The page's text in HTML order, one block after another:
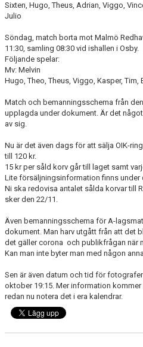
Sixten, Hugo, Theus, Adrian, Viggo,
Julio
Söndag, match borta mot Malmö
11:30, samling 08:30 vid ishallen i Osby.
Följande spelar:
Mv: Melvin
Hugo, Theo, Theus, Viggo, Kasper, Tim,
Match och bemanningsschema från
upplagda under dokument. Är det
av sig.
Nu är det även dags för att sälja OIK-
till 120 kr.
15 kr per såld korv går till laget samt
Lite försäljningsinformation finns under
Ni ska redovisa antalet sålda korvar till
sker den 22/11.
Även bemanningsschema för A-
dokument. Man harv utgått från att det
det gäller corona och publikfrågan när
Kan man inte byter man med någon
Sen är även datum och tid för
oktober 19:15. Mer information kommer
redan nu notera det i era kalendrar.